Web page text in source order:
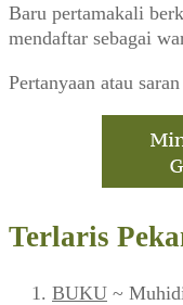
Baru pertamakali
mendaftar sebagai
Pertanyaan atau
Terlaris
BUKU ~